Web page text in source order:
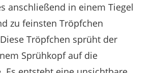
anschließend in einem Tiegel
zu feinsten Tröpfchen
Tröpfchen sprüht der
Sprühkopf auf die